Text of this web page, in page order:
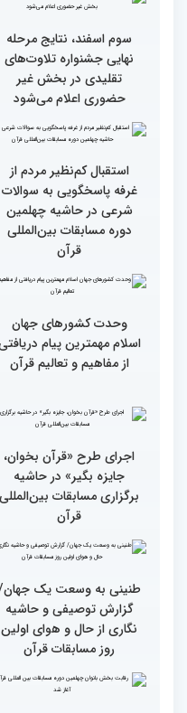
گزارش تصویری اولین روز
رقابت بخش بانوان چهلمین
دوره مسابقات بین المللی
قرآن کریم (بخش دوم)
سوم اسفند، نتایج مرحله
نهایی جشنواره تلاوت‌های
تقلیدی در بخش غیر
حضوری اعلام می‌شود
غرفه پاسخگویی به سوالات
شرعی در حاشیه چهلمین
دوره مسابقات بین‌المللی
وحدت کشورهای جهان
اسلام مهمترین پیام دریافتی
از مفاهیم و تعالیم قرآن
اجرای طرح «قرآن بخوان،
جایزه بگیر» در حاشیه
برگزاری مسابقات بین‌المللی
قرآن